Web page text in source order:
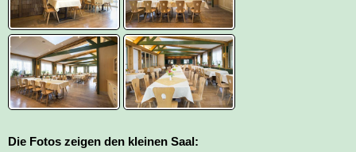
Die Fotos zeigen den kleinen Saal: